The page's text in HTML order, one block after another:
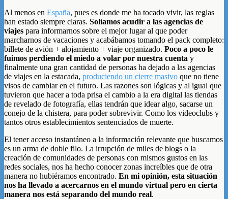
Al menos en España, pues es donde me ha tocado vivir, las reglas
han estado siempre claras. Solíamos acudir a las agencias de
viajes para informarnos sobre el mejor lugar al que poder
marcharnos de vacaciones y acabábamos tomando el pack completo:
billete de avión + alojamiento + viaje organizado. Poco a poco le
fuimos perdiendo el miedo a volar por nuestra cuenta y
finalmente una gran cantidad de personas ha dejado a las agencias
de viajes en la estacada, produciendo un cierre masivo que no tiene
visos de cambiar en el futuro. Las razones son lógicas y al igual que
tuvieron que hacer a toda prisa el cambio a la era digital las tiendas
de revelado de fotografía, ellas tendrán que idear algo, sacarse un
conejo de la chistera, para poder sobrevivir. Como los videoclubs y
tantos otros establecimientos sentenciados de muerte.
El tener acceso instantáneo a la información relevante que buscamos
es un arma de doble filo. La irrupción de miles de blogs o la
creación de comunidades de personas con mismos gustos en las
redes sociales, nos ha hecho conocer zonas increíbles que de otra
manera no hubiéramos encontrado. En mi opinión, esta situación
nos ha llevado a acercarnos en el mundo virtual pero en cierta
manera nos está separando del mundo real.